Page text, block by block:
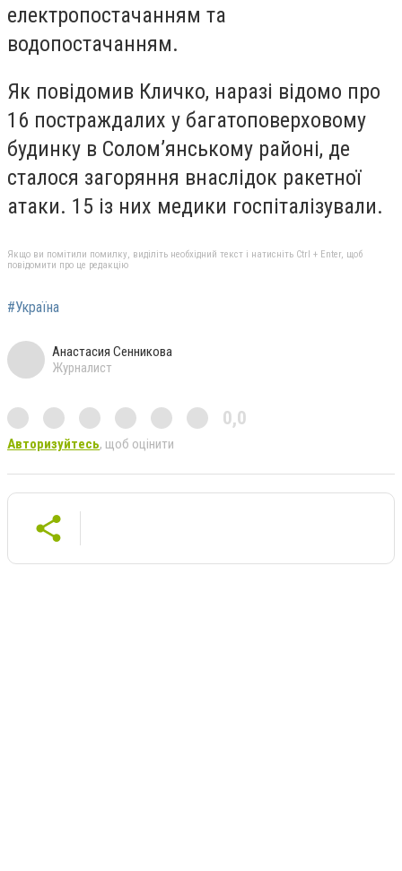
електропостачанням та
водопостачанням.
Як повідомив Кличко, наразі відомо про
16 постраждалих у багатоповерховому
будинку в Соломʼянському районі, де
сталося загоряння внаслідок ракетної
атаки. 15 із них медики госпіталізували.
Якщо ви помітили помилку, виділіть необхідний текст і натисніть Ctrl + Enter, щоб
повідомити про це редакцію
#Україна
Анастасия Сенникова
Журналист
0,0
Авторизуйтесь, щоб оцінити